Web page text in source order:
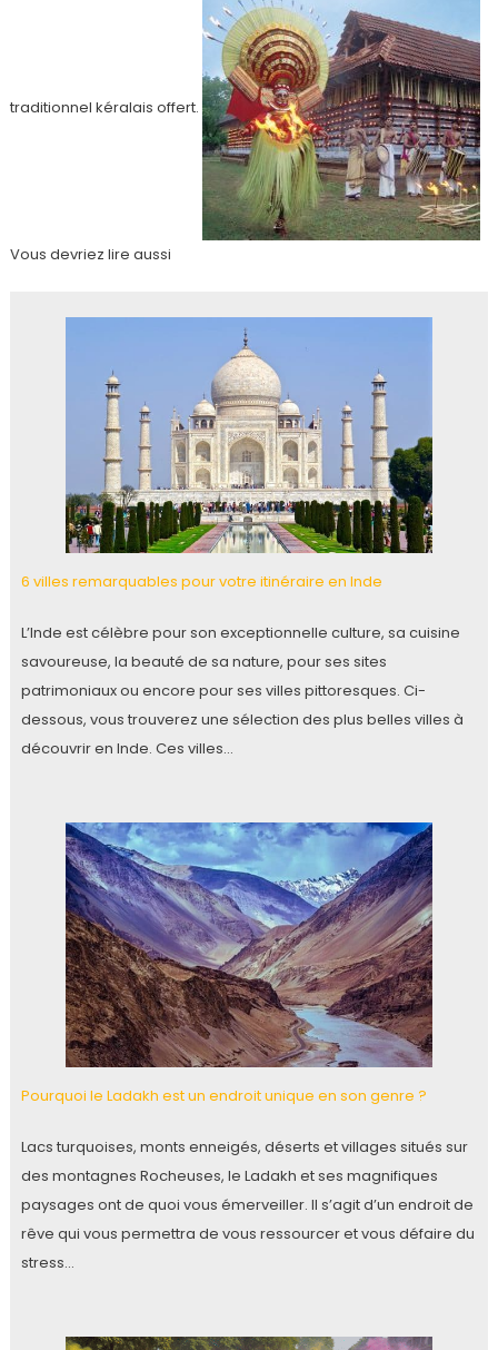
traditionnel kéralais offert.
Vous devriez lire aussi
6 villes remarquables pour votre itinéraire en Inde
L’Inde est célèbre pour son exceptionnelle culture, sa cuisine
savoureuse, la beauté de sa nature, pour ses sites
patrimoniaux ou encore pour ses villes pittoresques. Ci-
dessous, vous trouverez une sélection des plus belles villes à
découvrir en Inde. Ces villes…
Pourquoi le Ladakh est un endroit unique en son genre ?
Lacs turquoises, monts enneigés, déserts et villages situés sur
des montagnes Rocheuses, le Ladakh et ses magnifiques
paysages ont de quoi vous émerveiller. Il s’agit d’un endroit de
rêve qui vous permettra de vous ressourcer et vous défaire du
stress…